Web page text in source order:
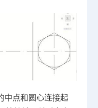
中点和圆心连接起